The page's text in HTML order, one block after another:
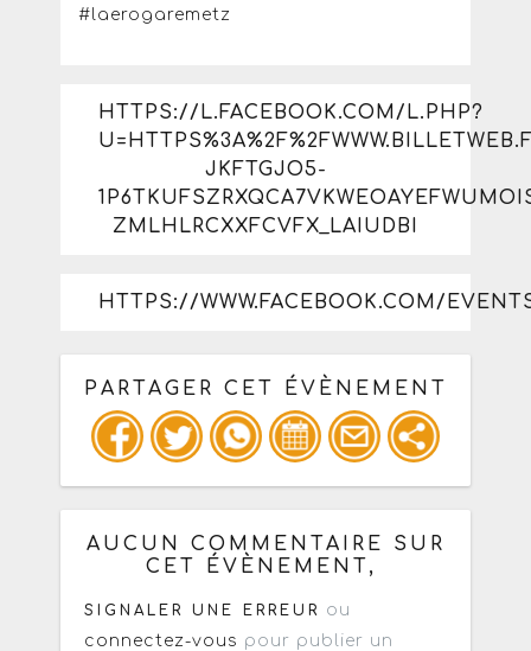
#laerogaremetz
HTTPS://L.FACEBOOK.COM/L.PHP?
JKFTGJO5-
ZMLHLRCXXFCVFX_LAIUDBI
HTTPS://WWW.FACEBOOK.COM/
PARTAGER CET ÉVÈNEMENT
Copiez les infos ci-dessous pour un
: mail / forum / réseau social
AUCUN COMMENTAIRE SUR
CET ÉVÈNEMENT,
SIGNALER UNE ERREUR ou
connectez-vous pour publier un